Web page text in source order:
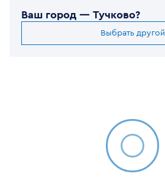
Ваш город — Тучково?
Выбрать другой